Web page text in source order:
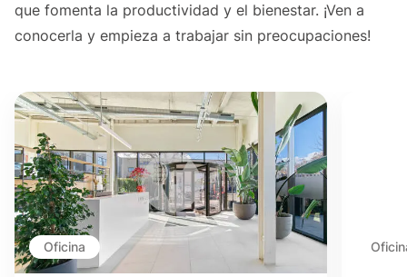
que fomenta la productividad y el bienestar. ¡Ven a
conocerla y empieza a trabajar sin preocupaciones!
Oficina